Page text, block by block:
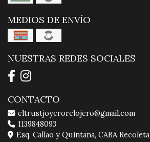
MEDIOS DE ENVÍO
NUESTRAS REDES SOCIALES
CONTACTO
eltrustjoyerorelojero@gmail.com
1139848093
Esq. Callao y Quintana, CABA Recoleta